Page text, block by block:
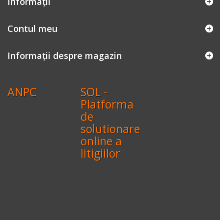
Contul meu
Informații despre magazin
ANPC SOL -
Platforma
de
solutionare
online a
litigiilor